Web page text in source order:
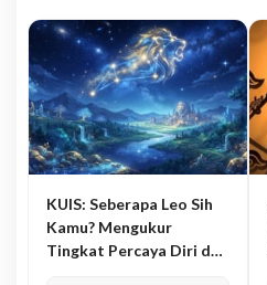
KUIS: Seberapa Leo Sih
Kamu? Mengukur
Tingkat Percaya Diri dan